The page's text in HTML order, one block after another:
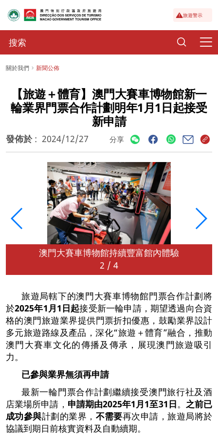
旅遊警示
關於我們 新聞公佈
【旅遊＋體育】澳門大賽車博物館新一
輪業界門票合作計劃明年1月1日起接受
新申請
發佈於 : 2024/12/27 分享
澳門大賽車博物館持續豐富館內體驗
2 / 4
旅遊局轄下的澳門大賽車博物館門票合作計劃將
於2025年1月1日起接受新一輪申請，期望透過向合資
格的澳門旅遊業界提供門票折扣優惠，鼓勵業界設計
多元旅遊路線及產品，深化“旅遊＋體育”融合，推動
澳門大賽車文化的傳播及傳承，展現澳門旅遊吸引
力。
已參與業界無須再申請
最新一輪門票合作計劃繼續接受澳門旅行社及酒
店業場所申請， 申請期由2025年1 月1至31日。 之前已
成功參與計劃的業界， 不需要再次申請，旅遊局將於
協議到期日前核實資料及自動續期。